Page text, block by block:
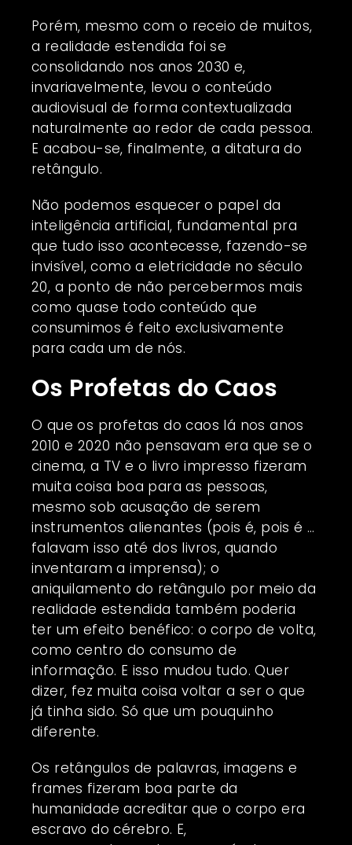
Porém, mesmo com o receio de muitos,
a realidade estendida foi se
consolidando nos anos 2030 e,
invariavelmente, levou o conteúdo
audiovisual de forma contextualizada
naturalmente ao redor de cada pessoa.
E acabou-se, finalmente, a ditatura do
retângulo.
Não podemos esquecer o papel da
inteligência artificial, fundamental pra
que tudo isso acontecesse, fazendo-se
invisível, como a eletricidade no século
20, a ponto de não percebermos mais
como quase todo conteúdo que
consumimos é feito exclusivamente
para cada um de nós.
Os Profetas do Caos
O que os profetas do caos lá nos anos
2010 e 2020 não pensavam era que se o
cinema, a TV e o livro impresso fizeram
muita coisa boa para as pessoas,
mesmo sob acusação de serem
instrumentos alienantes (pois é, pois é …
falavam isso até dos livros, quando
inventaram a imprensa); o
aniquilamento do retângulo por meio da
realidade estendida também poderia
ter um efeito benéfico: o corpo de volta,
como centro do consumo de
informação. E isso mudou tudo. Quer
dizer, fez muita coisa voltar a ser o que
já tinha sido. Só que um pouquinho
diferente.
Os retângulos de palavras, imagens e
frames fizeram boa parte da
humanidade acreditar que o corpo era
escravo do cérebro. E,